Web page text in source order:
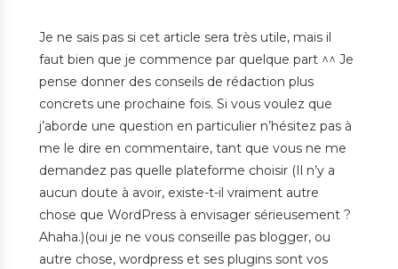
Je ne sais pas si cet article sera très utile, mais il
faut bien que je commence par quelque part ^^ Je
pense donner des conseils de rédaction plus
concrets une prochaine fois. Si vous voulez que
j’aborde une question en particulier n’hésitez pas à
me le dire en commentaire, tant que vous ne me
demandez pas quelle plateforme choisir (Il n’y a
aucun doute à avoir, existe-t-il vraiment autre
chose que WordPress à envisager sérieusement ?
Ahaha.)(oui je ne vous conseille pas blogger, ou
autre chose, wordpress et ses plugins sont vos